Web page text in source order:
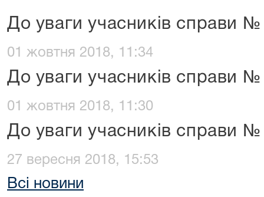
До уваги учасників справи
01 жовтня 2018, 11:34
До уваги учасників справи
01 жовтня 2018, 11:30
До уваги учасників справи
27 вересня 2018, 15:53
Всі новини